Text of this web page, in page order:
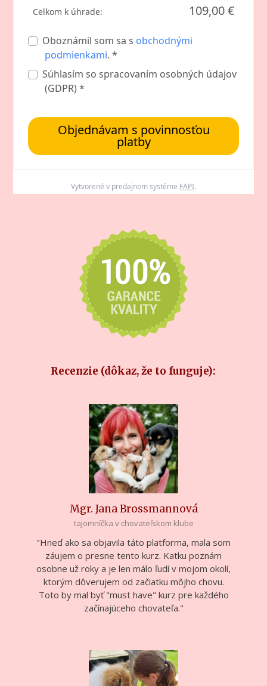
Celkom k úhrade: 109,00 €
Oboznámil som sa s obchodnými
podmienkami. *
Súhlasím so spracovaním osobných údajov
(GDPR) *
Objednávam s povinnosťou
platby
Vytvorené v predajnom systéme FAPI.
Recenzie (dôkaz, že to funguje):
Mgr. Jana Brossmannová
tajomníčka v chovateľskom klube
"Hneď ako sa objavila táto platforma, mala som
záujem o presne tento kurz. Katku poznám
osobne už roky a je len málo ľudí v mojom okolí,
ktorým dôverujem od začiatku môjho chovu.
Toto by mal byť "must have" kurz pre každého
začínajúceho chovateľa."